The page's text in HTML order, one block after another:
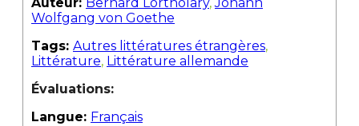
Wolfgang von Goethe
Tags: Autres littératures étrangères,
Littérature, Littérature allemande
Évaluations:
Langue: Français